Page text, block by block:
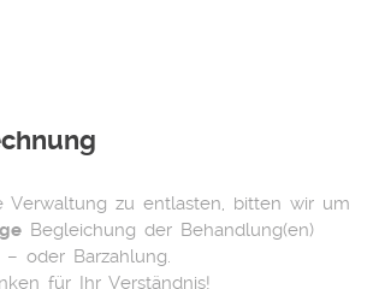
Verwaltung zu entlasten, bitten wir um
Begleichung der Behandlung(en)
– oder Barzahlung.
für Ihr Verständnis!